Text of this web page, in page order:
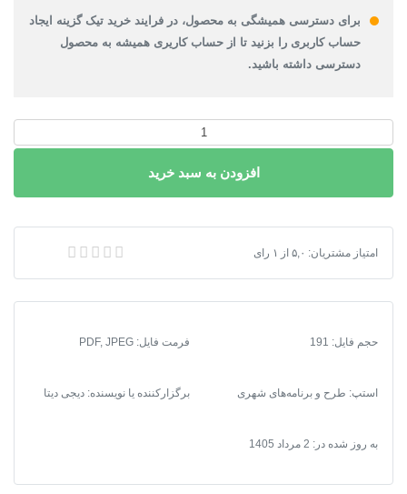
برای دسترسی همیشگی به محصول، در فرایند خرید تیک گزینه ایجاد
حساب کاربری را بزنید تا از حساب کاریری همیشه به محصول
دسترسی داشته باشید.
طرح
شهر
آلبوم
نقشه‌ها
گزارش‌ها،
افزودن به سبد خرید
دانلود طرح جامع شهر لنگرود 1395 + آلبوم نقشه‌ها | گزارش‌ها، ضوابط و نقشه‌های مصوب
امتیاز مشتریان: ۵,۰ از ۱ رای
حجم فایل: 191 فرمت فایل:
PDF, JPEG
استپ: طرح و برنامه‌های شهری برگزارکننده یا نویسنده: دیجی دیتا
به روز شده در: 2 مرداد 1405